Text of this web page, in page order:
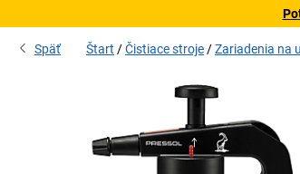
Späť Štart Čistiace stroje Zariadenia na